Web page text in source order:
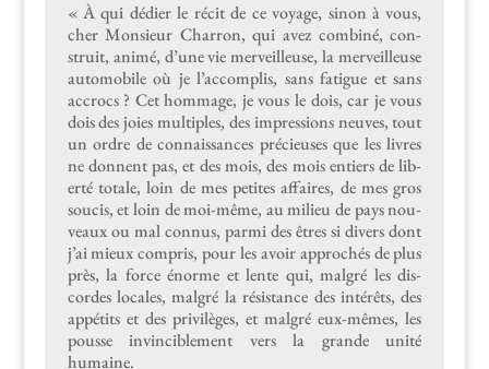
« À qui dédi­er le réc­it de ce voy­age, sinon à vous,
cher Mon­sieur Char­ron, qui avez com­biné, con­
stru­it, ani­mé, d’une vie mer­veilleuse, la mer­veilleuse
auto­mo­bile où je l’ac­com­plis, sans fatigue et sans
accrocs ? Cet hom­mage, je vous le dois, car je vous
dois des joies mul­ti­ples, des impres­sions neuves, tout
un ordre de con­nais­sances pré­cieuses que les livres
ne don­nent pas, et des mois, des mois entiers de lib­
erté totale, loin de mes petites affaires, de mes gros
soucis, et loin de moi-même, au milieu de pays nou­
veaux ou mal con­nus, par­mi des êtres si divers dont
j’ai mieux com­pris, pour les avoir approchés de plus
près, la force énorme et lente qui, mal­gré les dis­
cordes locales, mal­gré la résis­tance des intérêts, des
appétits et des priv­ilèges, et mal­gré eux­-mêmes, les
pousse invin­ci­ble­ment vers la grande unité
humaine.